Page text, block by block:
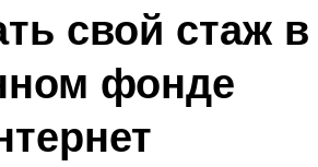
свой стаж в
фонде